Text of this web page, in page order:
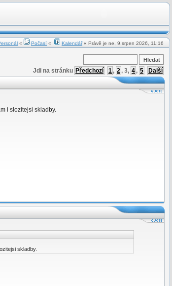
« Počasí « Kalendář« Právě je ne, 9.srpen 2026, 11:16
Jdi na stránku Předchozí 1 , 2 , 3, 4 , 5 Další
i slozitejsi skladby.
skladby.